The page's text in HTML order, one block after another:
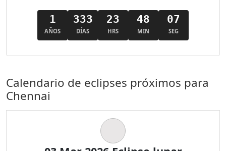
1
AÑOS
333
DÍAS
23
HRS
48
MIN
06
SEG
Calendario de eclipses próximos para
Chennai